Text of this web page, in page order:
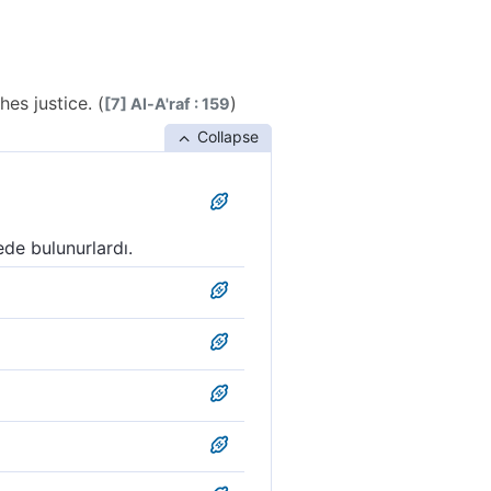
justice. ([7] Al-A'raf : 159)
Collapse
bulunurlardı.
vardır.